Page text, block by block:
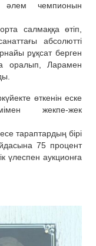
әлем чемпионын
салмаққа өтіп,
абсолютті
рұқсат берген
оралып, Ларамен
өткенін еске
жекпе-жек
тараптардың бірі
75 процент
үлеспен аукционға